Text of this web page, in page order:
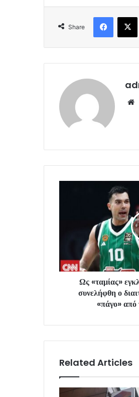
Share
X
Ως «ταμίας»
συνελήφθη ο
«πάγο»
Related Articles